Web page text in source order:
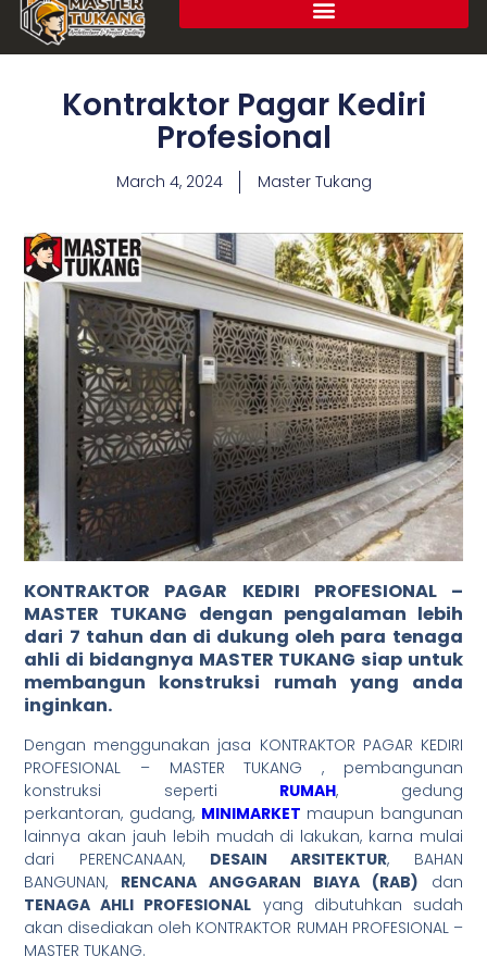
Kontraktor Pagar Kediri
Profesional
March 4, 2024 Master Tukang
KONTRAKTOR PAGAR KEDIRI PROFESIONAL –
MASTER TUKANG dengan pengalaman lebih
dari 7 tahun dan di dukung oleh para tenaga
ahli di bidangnya MASTER TUKANG siap untuk
membangun konstruksi rumah yang anda
inginkan.
Dengan menggunakan jasa KONTRAKTOR PAGAR KEDIRI
PROFESIONAL – MASTER TUKANG , pembangunan
konstruksi seperti RUMAH, gedung
perkantoran, gudang, MINIMARKET maupun bangunan
lainnya akan jauh lebih mudah di lakukan, karna mulai
dari PERENCANAAN, DESAIN ARSITEKTUR, BAHAN
BANGUNAN, RENCANA ANGGARAN BIAYA (RAB) dan
TENAGA AHLI PROFESIONAL yang dibutuhkan sudah
akan disediakan oleh KONTRAKTOR RUMAH PROFESIONAL –
MASTER TUKANG.